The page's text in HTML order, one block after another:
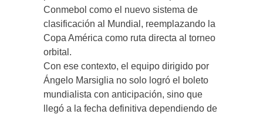
Conmebol como el nuevo sistema de
clasificación al Mundial, reemplazando la
Copa América como ruta directa al torneo
orbital.
Con ese contexto, el equipo dirigido por
Ángelo Marsiglia no solo logró el boleto
mundialista con anticipación, sino que
llegó a la fecha definitiva dependiendo de